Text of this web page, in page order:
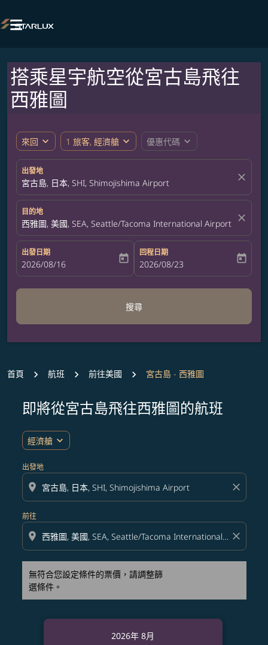

搭乘星宇航空從宮古島飛往
西雅圖
來回 expand_more 1 旅客, 經濟艙 expand_more 優惠代碼 expand_more
出發地
宮古島, 日本, SHI, Shimojishima Airport close
目的地
西雅圖, 美國, SEA, Seattle/Tacoma International Airport close
出發日期
fc-booking-departure-date-aria-label
2026/08/16 today
回程日期
fc-booking-return-date-aria-label
2026/08/23 today
搜尋
首頁 航班 前往美國 宮古島 - 西雅圖
即將從宮古島飛往西雅圖的航班
經濟艙 expand_more
出發地
location_on close
前往
location_on close
無符合您設定條件的票價，請調整篩
選條件。
無符合您設定條件的票價，請調整篩選條件。
2026年 8月